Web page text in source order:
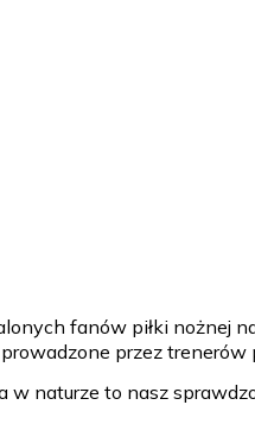
fanów piłki nożnej
przez trenerów
w naturze to nasz